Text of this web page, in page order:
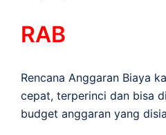
RAB
Rencana Anggaran Biaya
cepat, terperinci dan bisa
budget anggaran yang